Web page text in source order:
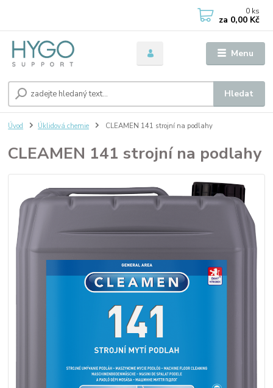
Menu
Hledat
0 ks
za 0,00 Kč
Úvod Úklidová chemie CLEAMEN 141 strojní na podlahy
CLEAMEN 141 strojní na podlahy